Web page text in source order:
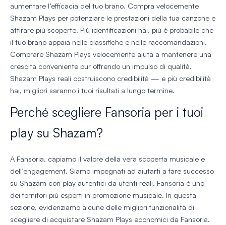
aumentare l’efficacia del tuo brano. Compra velocemente
Shazam Plays per potenziare le prestazioni della tua canzone e
attirare più scoperte. Più identificazioni hai, più è probabile che
il tuo brano appaia nelle classifiche e nelle raccomandazioni.
Comprare Shazam Plays velocemente aiuta a mantenere una
crescita conveniente pur offrendo un impulso di qualità.
Shazam Plays reali costruiscono credibilità — e più credibilità
hai, migliori saranno i tuoi risultati a lungo termine.
Perché scegliere Fansoria per i tuoi
play su Shazam?
A Fansoria, capiamo il valore della vera scoperta musicale e
dell’engagement. Siamo impegnati ad aiutarti a fare successo
su Shazam con play autentici da utenti reali. Fansoria è uno
dei fornitori più esperti in promozione musicale. In questa
sezione, evidenziamo alcune delle migliori funzionalità di
scegliere di acquistare Shazam Plays economici da Fansoria.